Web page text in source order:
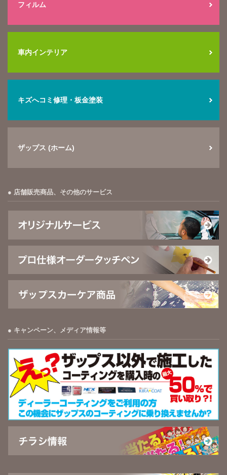
フィルム
車内インテリア
キズへコミ修理・板金塗装
ザップス (ホーム)
店舗販売商品、その他のサービス
キャンペーン、メディア情報等